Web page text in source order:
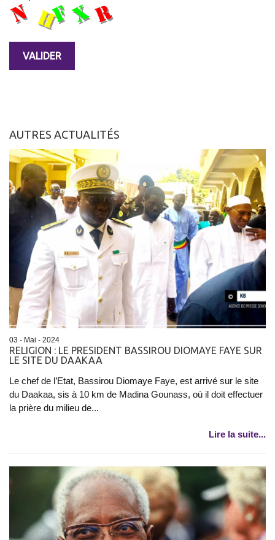
AUTRES ACTUALITÉS
03 - Mai - 2024
RELIGION : LE PRESIDENT BASSIROU DIOMAYE FAYE SUR
LE SITE DU DAAKAA
Le chef de l’Etat, Bassirou Diomaye Faye, est arrivé sur le site
du Daakaa, sis à 10 km de Madina Gounass, où il doit effectuer
la prière du milieu de...
Lire la suite...